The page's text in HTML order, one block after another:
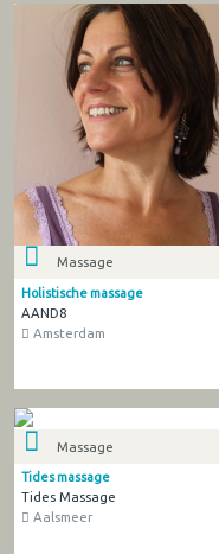
Massage
Holistische massage
AAND8
Amsterdam
Massage
Tides massage
Tides Massage
Aalsmeer